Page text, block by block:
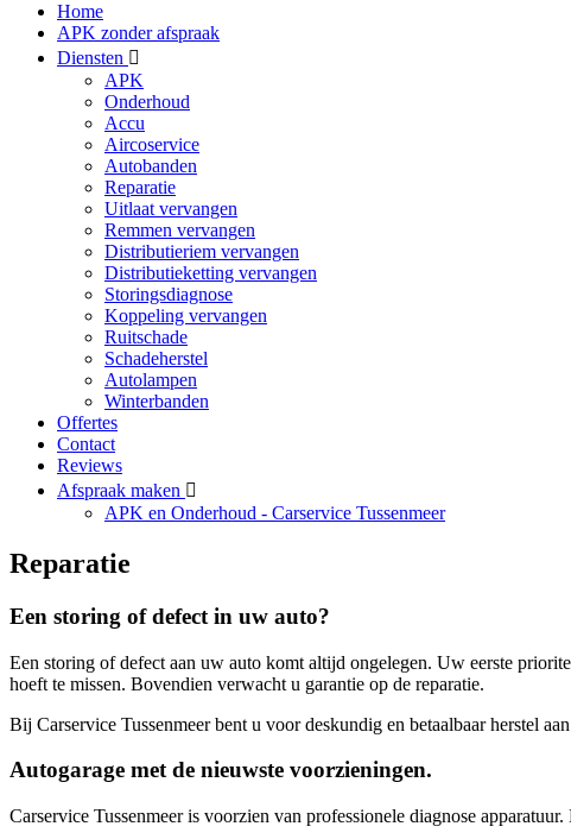
Home
APK zonder afspraak
Diensten
APK
Onderhoud
Accu
Aircoservice
Autobanden
Reparatie
Uitlaat vervangen
Remmen vervangen
Distributieriem vervangen
Distributieketting vervangen
Storingsdiagnose
Koppeling vervangen
Ruitschade
Schadeherstel
Autolampen
Winterbanden
Offertes
Contact
Reviews
Afspraak maken
APK en Onderhoud - Carservice Tussenmeer
Reparatie
Een storing of defect in uw auto?
Een storing of defect aan uw auto komt altijd ongelegen. Uw eerste
hoeft te missen. Bovendien verwacht u garantie op de reparatie.
Bij Carservice Tussenmeer bent u voor deskundig en betaalbaar herstel
Autogarage met de nieuwste voorzieningen.
Carservice Tussenmeer is voorzien van professionele diagnose